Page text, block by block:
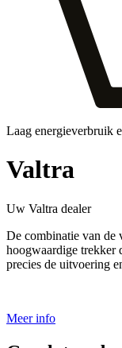
Laag energieverbruik
Valtra
Uw Valtra dealer
De combinatie van de
hoogwaardige trekker
precies de uitvoering
Meer info